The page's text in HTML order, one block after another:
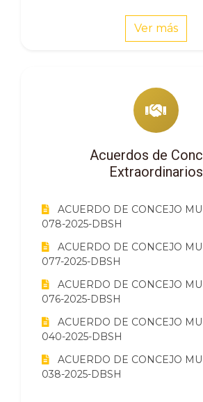
Ver más
Acuerdos de
Extraordinarios
ACUERDO DE CONCEJO
078-2025-DBSH
ACUERDO DE CONCEJO
077-2025-DBSH
ACUERDO DE CONCEJO
076-2025-DBSH
ACUERDO DE CONCEJO
040-2025-DBSH
ACUERDO DE CONCEJO
038-2025-DBSH